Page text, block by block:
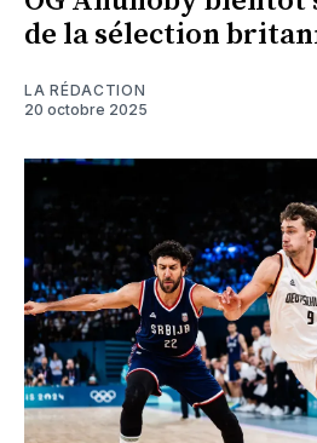
de la sélection
LA RÉDACTION
20 octobre 2025